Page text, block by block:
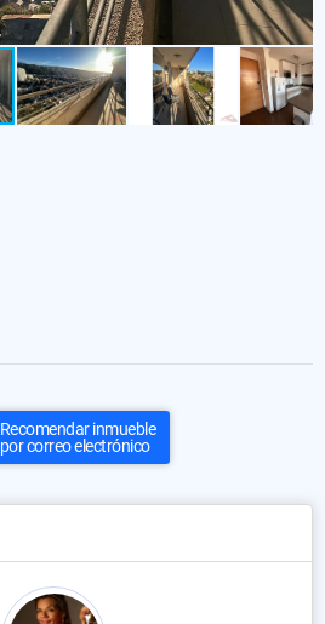
Recomendar inmueble
por correo electrónico